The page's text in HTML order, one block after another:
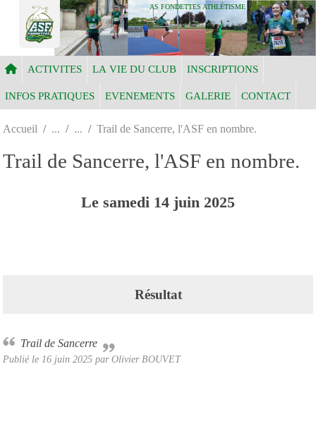
AS FONDETTES ATHLÉTISME
ACTIVITES LA VIE DU CLUB INSCRIPTIONS
INFOS PRATIQUES EVENEMENTS GALERIE CONTACT
Accueil Trail de Sancerre, l'ASF en nombre.
Trail de Sancerre, l'ASF en nombre.
Le samedi 14 juin 2025
Résultat
Trail de Sancerre
Publié le 16 juin 2025 par Olivier BOUVET
Panneau de gestion des cookies